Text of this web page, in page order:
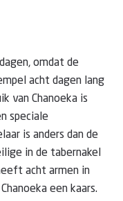
omdat de
acht dagen lang
van Chanoeka is
speciale
is anders dan de
in de tabernakel
acht armen in
een kaars.